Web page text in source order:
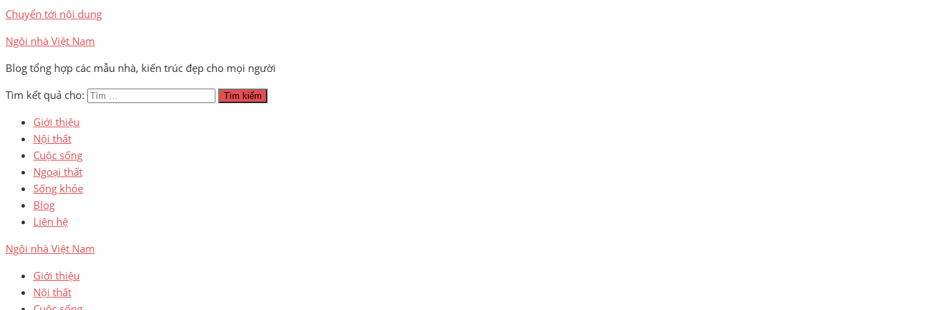
Chuyển tới nội dung
Ngôi nhà Việt Nam
Blog tổng hợp các mẫu nhà, kiến trúc đẹp cho mọi người
Tìm kết quả cho:
Tìm kiếm
Giới thiệu
Nội thất
Cuộc sống
Ngoại thất
Sống khỏe
Blog
Liên hệ
Ngôi nhà Việt Nam
Giới thiệu
Nội thất